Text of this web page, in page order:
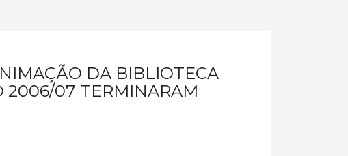
DA BIBLIOTECA
2006/07 TERMINARAM